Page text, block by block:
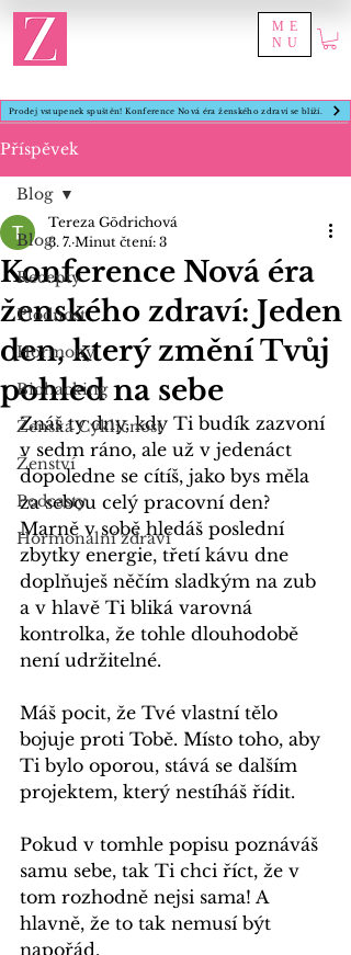
ME
NU
Prodej vstupenek spuštěn! Konference Nová éra ženského zdraví se blíží.
Příspěvek
Blog
Recepty
Plodnost
Hormony
Biohacking
Ženská Cykličnost
Ženství
Podcasty
Hormonální zdraví
Blog
Konference Nová éra
ženského zdraví: Jeden
den, který změní Tvůj
pohled na sebe
Tereza Gödrichová
3. 7. Minut čtení: 3
Znáš ty dny, kdy Ti budík zazvoní
v sedm ráno, ale už v jedenáct
dopoledne se cítíš, jako bys měla
za sebou celý pracovní den?
Marně v sobě hledáš poslední
zbytky energie, třetí kávu dne
doplňuješ něčím sladkým na zub
a v hlavě Ti bliká varovná
kontrolka, že tohle dlouhodobě
není udržitelné.
Máš pocit, že Tvé vlastní tělo
bojuje proti Tobě. Místo toho, aby
Ti bylo oporou, stává se dalším
projektem, který nestíháš řídit.
Pokud v tomhle popisu poznáváš
samu sebe, tak Ti chci říct, že v
tom rozhodně nejsi sama! A
hlavně, že to tak nemusí být
napořád.